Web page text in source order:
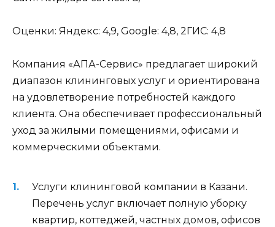
Оценки: Яндекс: 4,9, Google: 4,8, 2ГИС: 4,8
Компания «АПА-Сервис» предлагает широкий
диапазон клининговых услуг и ориентирована
на удовлетворение потребностей каждого
клиента. Она обеспечивает профессиональный
уход за жилыми помещениями, офисами и
коммерческими объектами.
Услуги клининговой компании в Казани.
Перечень услуг включает полную уборку
квартир, коттеджей, частных домов, офисов